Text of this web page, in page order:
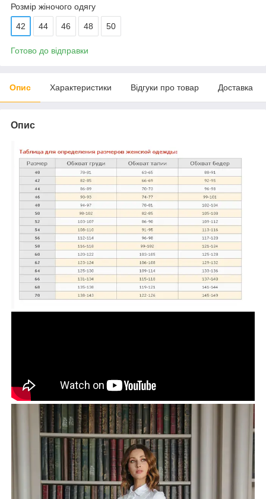
Розмір жіночого одягу
42 44 46 48 50
Готово до відправки
Опис Характеристики Відгуки про товар Доставка
Опис